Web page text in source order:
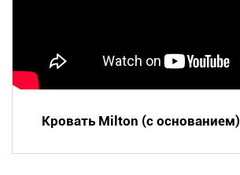
Кровать Milton (с основанием)